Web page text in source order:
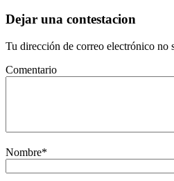
Dejar una contestacion
Tu dirección de correo electrónico no
Comentario
Nombre*